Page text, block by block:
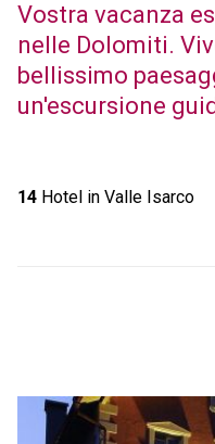
Vostra vacanza
nelle Dolomiti.
bellissimo
un'escursione
14Hotel in Valle Isarco